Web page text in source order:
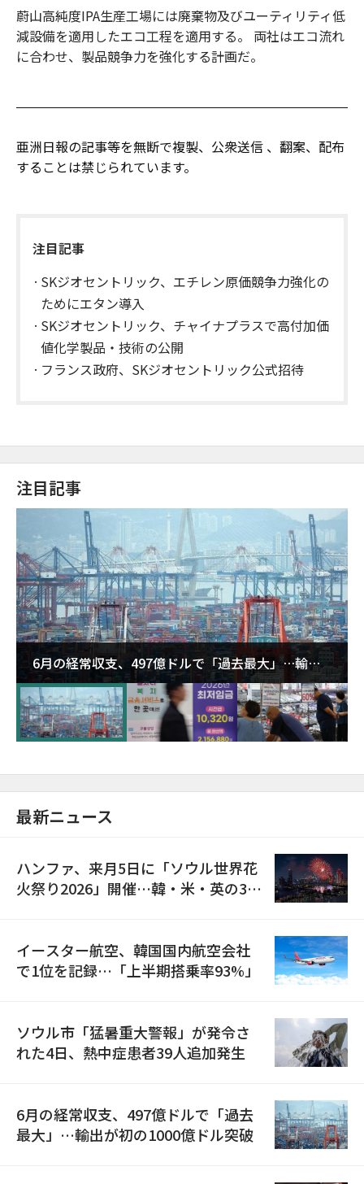
蔚山高純度IPA生産工場には廃棄物及びユーティリティ低
減設備を適用したエコ工程を適用する。 両社はエコ流れ
に合わせ、製品競争力を強化する計画だ。
亜洲日報の記事等を無断で複製、公衆送信 、翻案、配布
することは禁じられています。
注目記事
SKジオセントリック、エチレン原価競争力強化の
ためにエタン導入
SKジオセントリック、チャイナプラスで高付加価
値化学製品・技術の公開
フランス政府、SKジオセントリック公式招待
注目記事
6月の経常収支、497億ドルで「過去最大」…輸出
が初の1000億ドル突破
最新ニュース
ハンファ、来月5日に「ソウル世界花
火祭り2026」開催…韓・米・英の3カ
イースター航空、韓国国内航空会社
で1位を記録…「上半期搭乗率93%」
ソウル市「猛暑重大警報」が発令さ
れた4日、熱中症患者39人追加発生
6月の経常収支、497億ドルで「過去
最大」…輸出が初の1000億ドル突破